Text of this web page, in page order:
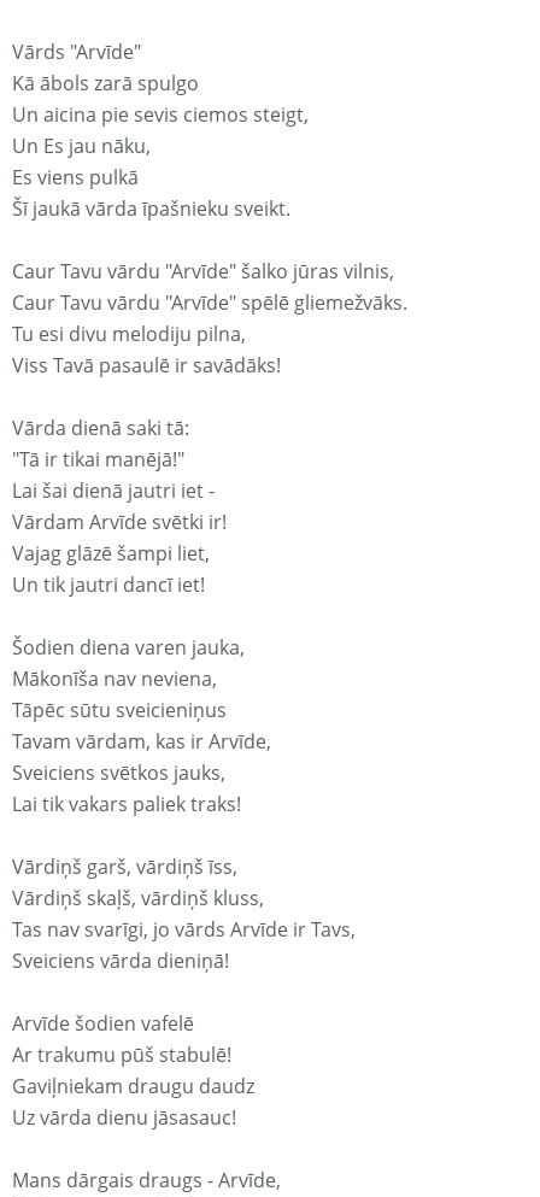
Vārds "Arvīde"
Kā ābols zarā spulgo
Un aicina pie sevis ciemos steigt,
Un Es jau nāku,
Es viens pulkā
Šī jaukā vārda īpašnieku sveikt.
Caur Tavu vārdu "Arvīde" šalko jūras vilnis,
Caur Tavu vārdu "Arvīde" spēlē gliemežvāks.
Tu esi divu melodiju pilna,
Viss Tavā pasaulē ir savādāks!
Vārda dienā saki tā:
"Tā ir tikai manējā!"
Lai šai dienā jautri iet -
Vārdam Arvīde svētki ir!
Vajag glāzē šampi liet,
Un tik jautri dancī iet!
Šodien diena varen jauka,
Mākonīša nav neviena,
Tāpēc sūtu sveicieniņus
Tavam vārdam, kas ir Arvīde,
Sveiciens svētkos jauks,
Lai tik vakars paliek traks!
Vārdiņš garš, vārdiņš īss,
Vārdiņš skaļš, vārdiņš kluss,
Tas nav svarīgi, jo vārds Arvīde ir Tavs,
Sveiciens vārda dieniņā!
Arvīde šodien vafelē
Ar trakumu pūš stabulē!
Gaviļniekam draugu daudz
Uz vārda dienu jāsasauc!
Mans dārgais draugs - Arvīde,